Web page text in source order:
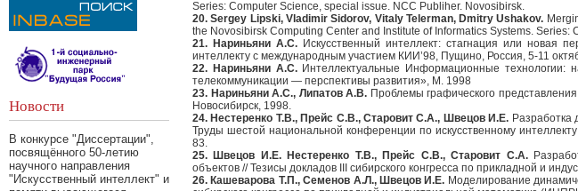
Новости
В конкурсе "Диссертации",
посвящённого 50-летию
научного направления
"Искусственный интеллект" и
Series: Computer Science, special issue. NCC Publiher. Novosibirsk.
20. Sergey Lipski, Vladimir Sidorov, Vitaly Telerman, Dmitry Ushakov.
the Novosibirsk Computing Center and Institute of Informatics Systems.
21. Нариньяни А.С.Искусственный интеллект: стагнация или новая
интеллекту с международным участием КИИ’98, Пущино, Россия, 5-11
22. Нариньяни А.С.Интеллектуальные Информационные технологии:
телекоммуникации — перспективы развития», М. 1998
23. Нариньяни А.С., Липатов А.В. Проблемы графического
Новосибирск, 1998.
24. Нестеренко Т.В., Прейс С.В., Старовит С.А., Швецов И.Е. Разработка
Труды шестой национальной конференции по искусственному
83.
25. Швецов И.Е. Нестеренко Т.В., Прейс С.В., Старовит С.А.
объектов // Тезисы докладов III сибирского конгресса по прикладной и
26. Кашеварова Т.П., Семенов А.Л., Швецов И.Е. Моделирование